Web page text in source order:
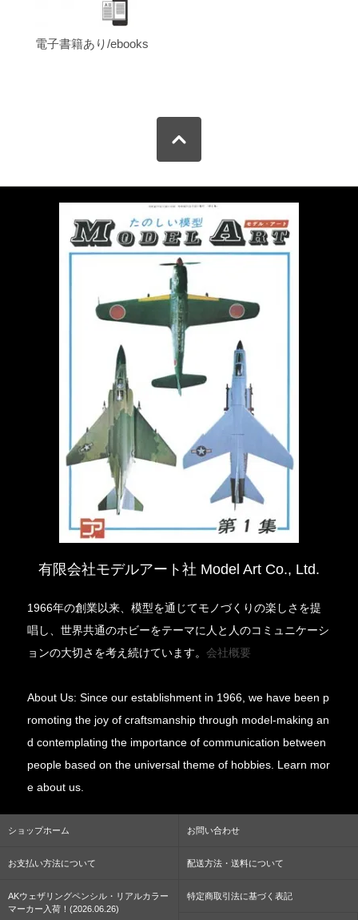
電子書籍あり/ebooks
有限会社モデルアート社 Model Art Co., Ltd.
1966年の創業以来、模型を通じてモノづくりの楽しさを提
唱し、世界共通のホビーをテーマに人と人のコミュニケーシ
ョンの大切さを考え続けています。会社概要
About Us: Since our establishment in 1966, we have been p
romoting the joy of craftsmanship through model-making an
d contemplating the importance of communication between
people based on the universal theme of hobbies. Learn mor
e about us.
ショップホーム お問い合わせ
お支払い方法について 配送方法・送料について
AKウェザリングペンシル・リアルカラー
マーカー入荷！(2026.06.26)
特定商取引法に基づく表記